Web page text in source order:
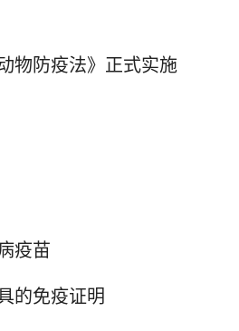
物防疫法》正式实施
疫苗
的免疫证明